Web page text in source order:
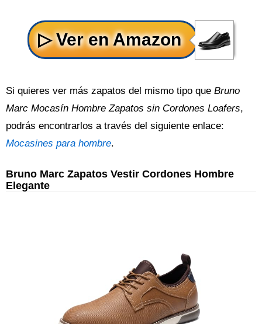
Si quieres ver más zapatos del mismo tipo que Bruno
Marc Mocasín Hombre Zapatos sin Cordones Loafers,
podrás encontrarlos a través del siguiente enlace:
Mocasines para hombre.
Bruno Marc Zapatos Vestir Cordones Hombre
Elegante